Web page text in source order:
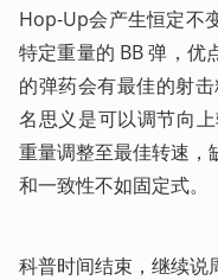
Hop-Up会产生恒定不
特定重量的 BB 弹，优
的弹药会有最佳的射
名思义是可以调节向
重量调整至最佳转速，
和一致性不如固定式。
科普时间结束，继续说